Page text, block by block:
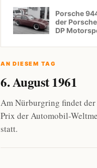
Porsche
der
DP
AN DIESEM TAG
6. August 1961
Am Nürburgring findet der
Prix der Automobil-
statt.